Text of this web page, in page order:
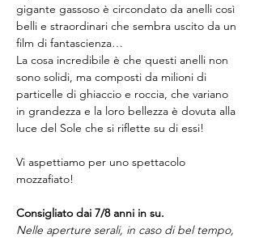
gigante gassoso è circondato da anelli così
belli e straordinari che sembra uscito da un
film di fantascienza…
La cosa incredibile è che questi anelli non
sono solidi, ma composti da milioni di
particelle di ghiaccio e roccia, che variano
in grandezza e la loro bellezza è dovuta alla
luce del Sole che si riflette su di essi!
Vi aspettiamo per uno spettacolo
mozzafiato!
Consigliato dai 7/8 anni in su.
Nelle aperture serali, in caso di bel tempo,